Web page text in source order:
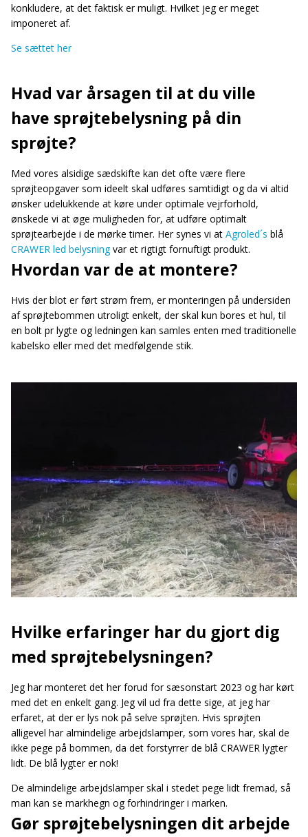
konkludere, at det faktisk er muligt. Hvilket jeg er meget
imponeret af.
Se sættet her
Hvad var årsagen til at du ville
have sprøjtebelysning på din
sprøjte?
Med vores alsidige sædskifte kan det ofte være flere
sprøjteopgaver som ideelt skal udføres samtidigt og da vi altid
ønsker udelukkende at køre under optimale vejrforhold,
ønskede vi at øge muligheden for, at udføre optimalt
sprøjtearbejde i de mørke timer. Her synes vi at Agroled´s blå
CRAWER led belysningvar et rigtigt fornuftigt produkt.
Hvordan var de at montere?
Hvis der blot er ført strøm frem, er monteringen på undersiden
af sprøjtebommen utroligt enkelt, der skal kun bores et hul, til
en bolt pr lygte og ledningen kan samles enten med traditionelle
kabelsko eller med det medfølgende stik.
Hvilke erfaringer har du gjort dig
med sprøjtebelysningen?
Jeg har monteret det her forud for sæsonstart 2023 og har kørt
med det en enkelt gang. Jeg vil ud fra dette sige, at jeg har
erfaret, at der er lys nok på selve sprøjten. Hvis sprøjten
alligevel har almindelige arbejdslamper, som vores har, skal de
ikke pege på bommen, da det forstyrrer de blå CRAWER lygter
lidt. De blå lygter er nok!
De almindelige arbejdslamper skal i stedet pege lidt fremad, så
man kan se markhegn og forhindringer i marken.
Gør sprøjtebelysningen dit arbejde